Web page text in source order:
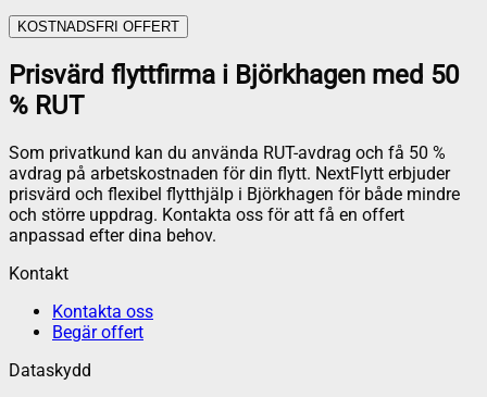
KOSTNADSFRI OFFERT
Prisvärd flyttfirma i Björkhagen med 50
% RUT
Som privatkund kan du använda RUT-avdrag och få 50 %
avdrag på arbetskostnaden för din flytt. NextFlytt erbjuder
prisvärd och flexibel flytthjälp i Björkhagen för både mindre
och större uppdrag. Kontakta oss för att få en offert
anpassad efter dina behov.
Kontakt
Kontakta oss
Begär offert
Dataskydd